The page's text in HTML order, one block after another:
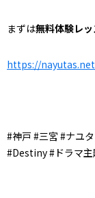
まずは無料体験レッ
https://
#神戸#三宮 #ナユ
#Destiny # ドラマ